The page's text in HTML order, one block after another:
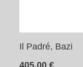
Il Padré, Bazi